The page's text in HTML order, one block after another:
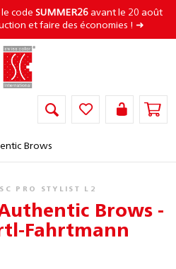
le code SUMMER26 avant le 20 août
et faire des économies ! ➜
Brows
PRO STYLIST L2
Brows -
Fahrtmann